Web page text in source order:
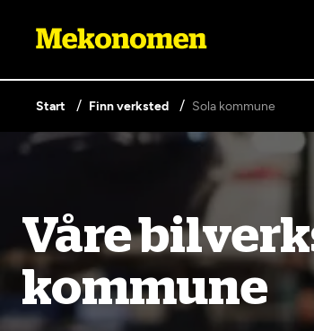
Våre tjenester
Bilservice
Bilkonto
Elbilverksted
Lag en brukerkonto
Er du ikke Mekonomen-kunde
knappen nedenfor.
Opprett en konto
Start Finn verksted Sola kommune
Våre
kommune